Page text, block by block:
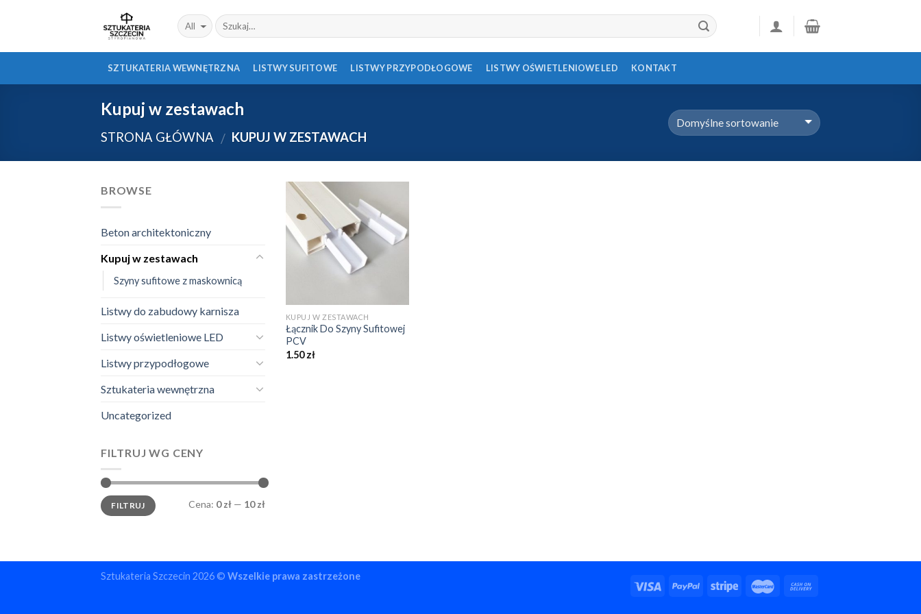
SZTUKATERIA WEWNĘTRZNA LISTWY SUFITOWE LISTWY PRZYPODŁOGOWE LISTWY OŚWIETLENIOWE LED KONTAKT
Kupuj w zestawach
STRONA GŁÓWNA / KUPUJ W ZESTAWACH
BROWSE
Beton architektoniczny
Kupuj w zestawach
Szyny sufitowe z maskownicą
Listwy do zabudowy karnisza
Listwy oświetleniowe LED
Listwy przypodłogowe
Sztukateria wewnętrzna
Uncategorized
FILTRUJ WG CENY
Cena
min.
Cena
maks.FILTRUJ Cena: 0 zł — 10 zł
KUPUJ W ZESTAWACH
Łącznik Do Szyny Sufitowej
PCV
1.50zł
Sztukateria Szczecin 2026 © Wszelkie prawa zastrzeżone